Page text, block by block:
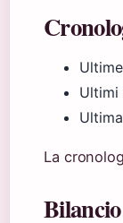
Ultimi
La